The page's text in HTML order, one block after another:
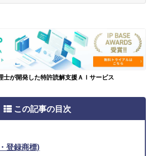
士が開発した特許読解支援ＡＩサービス
この記事の目次
登録商標)